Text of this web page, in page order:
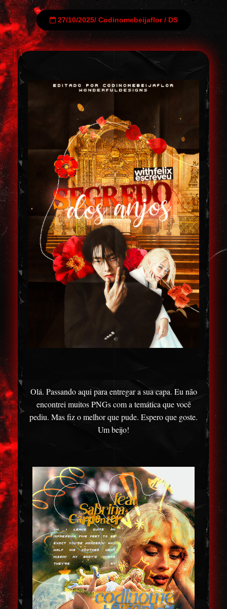
27/10/2025/ Codinomebeijaflor/ DS
Olá. Passando aqui para entregar a sua capa. Eu não
encontrei muitos PNGs com a temática que você
pediu. Mas fiz o melhor que pude. Espero que goste.
Um beijo!